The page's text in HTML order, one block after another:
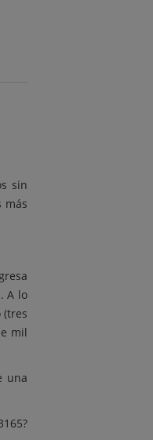
sin
más
A lo
(tres
mil
una